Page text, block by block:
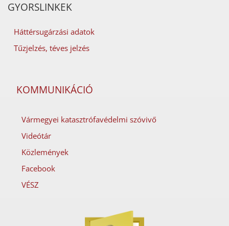
GYORSLINKEK
Háttérsugárzási adatok
Tűzjelzés, téves jelzés
KOMMUNIKÁCIÓ
Vármegyei katasztrófavédelmi szóvivő
Videótár
Közlemények
Facebook
VÉSZ